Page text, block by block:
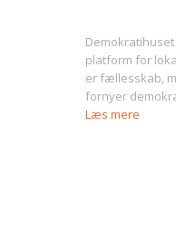
platform for
er fællesskab,
fornyer
Læs mere